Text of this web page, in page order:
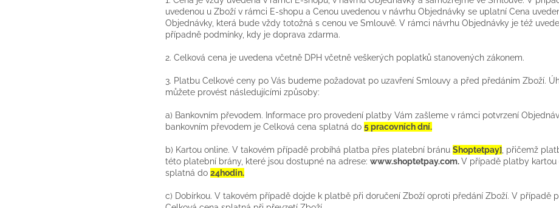
uvedenou u Zboží v rámci E-shopu a Cenou uvedenou v návrhu Objednávky se uplatní Cena
Objednávky, která bude vždy totožná s cenou ve Smlouvě. V rámci návrhu Objednávky je též
případně podmínky, kdy je doprava zdarma.
2. Celková cena je uvedena včetně DPH včetně veškerých poplatků stanovených zákonem.
3. Platbu Celkové ceny po Vás budeme požadovat po uzavření Smlouvy a před předáním Zboží.
můžete provést následujícími způsoby:
a) Bankovním převodem. Informace pro provedení platby Vám zašleme v rámci potvrzení
bankovním převodem je Celková cena splatná do 5 pracovních dní.
b) Kartou online. V takovém případě probíhá platba přes platební bránu Shoptetpay], přičemž
této platební brány, které jsou dostupné na adrese: www.shoptetpay.com.V případě platby kartou
splatná do 24hodin.
c) Dobírkou. V takovém případě dojde k platbě při doručení Zboží oproti předání Zboží. V případě